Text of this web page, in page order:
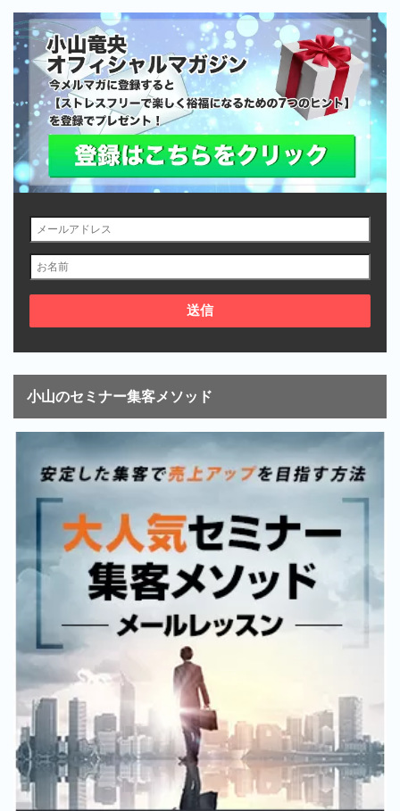
小山のセミナー集客メソッド